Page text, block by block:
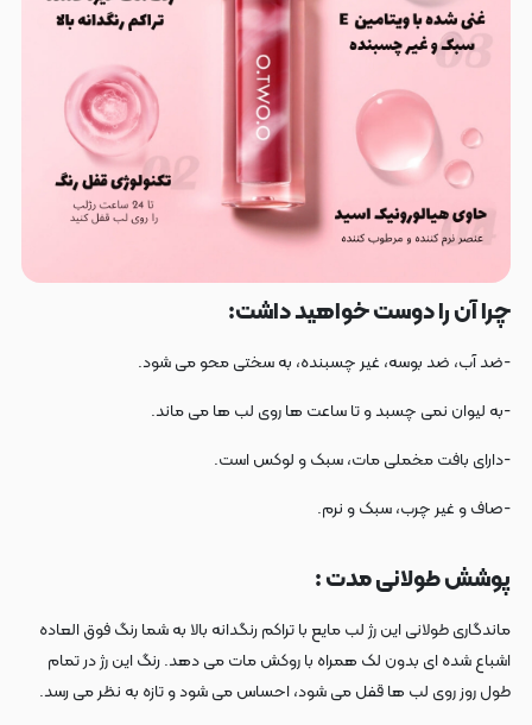
چرا آن را دوست خواهید داشت:
-ضد آب، ضد بوسه، غیر چسبنده، به سختی محو می شود.
-به لیوان نمی چسبد و تا ساعت ها روی لب ها می ماند.
-دارای بافت مخملی مات، سبک و لوکس است.
-صاف و غیر چرب، سبک و نرم.
پوشش طولانی مدت :
ماندگاری طولانی این رژ لب مایع با تراکم رنگدانه بالا به شما رنگ فوق العاده
اشباع شده ای بدون لک همراه با روکش مات می دهد. رنگ این رژ در تمام
طول روز روی لب ها قفل می شود، احساس می شود و تازه به نظر می رسد.